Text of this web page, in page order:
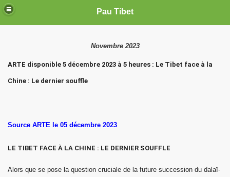
Pau Tibet
Novembre 2023
ARTE disponible 5 décembre 2023 à 5 heures : Le Tibet face à la
Chine : Le dernier souffle
Source ARTE le 05 décembre 2023
LE TIBET FACE À LA CHINE : LE DERNIER SOUFFLE
Alors que se pose la question cruciale de la future succession du dalaï-